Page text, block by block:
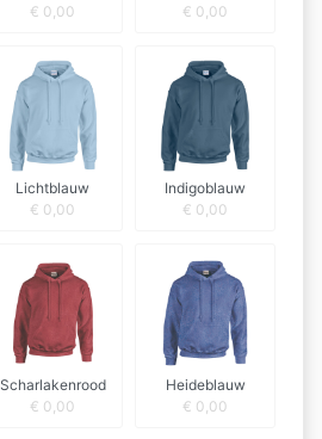
€ 0,00
€ 0,00
Lichtblauw
€ 0,00
Indigoblauw
€ 0,00
Scharlakenrood
€ 0,00
Heideblauw
€ 0,00